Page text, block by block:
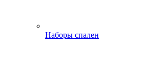
Наборы спален